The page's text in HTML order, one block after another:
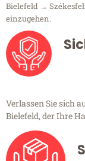
Bielefeld →
einzugehen.
Verlassen Sie sich
Bielefeld, der Ihre